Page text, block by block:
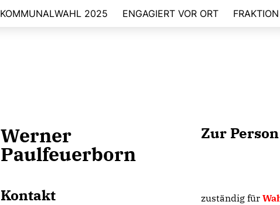
KOMMUNALWAHL 2025 ENGAGIERT VOR ORT FRAKTION
Werner
Paulfeuerborn
Kontakt
Zur Person
zuständig für